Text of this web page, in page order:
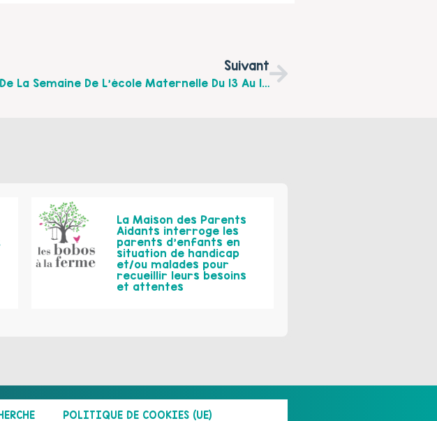
Suivant
Troisième Édition De La Semaine De L’école Maternelle Du 13 Au 17 Avril 2015
La Maison des Parents
Aidants interroge les
parents d’enfants en
situation de handicap
et/ou malades pour
recueillir leurs besoins
et attentes
POLITIQUE DE COOKIES (UE)